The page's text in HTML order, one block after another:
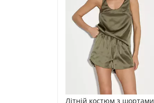
Літній костюм з шортами